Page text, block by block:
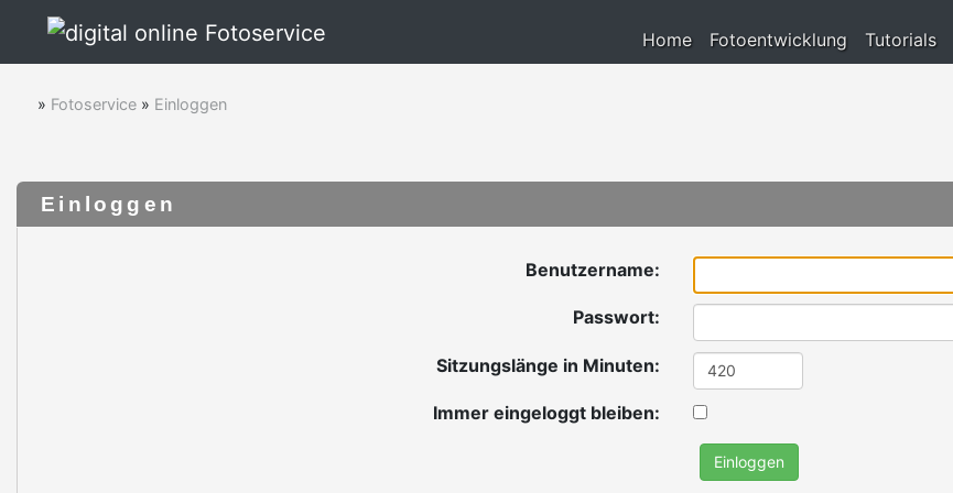
Home Fotoentwicklung Tutorials
» Fotoservice » Einloggen
Einloggen
Benutzername:
Passwort:
Sitzungslänge in Minuten:
Immer eingeloggt bleiben: